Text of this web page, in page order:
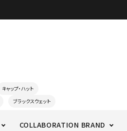
キャップ・ハット
ブラックスウェット
COLLABORATION BRAND